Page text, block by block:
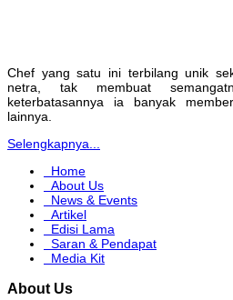
Chef yang satu ini terbilang unik
netra, tak membuat
keterbatasannya ia banyak
lainnya.
Selengkapnya...
Home
About Us
News & Events
Artikel
Edisi Lama
Saran & Pendapat
Media Kit
About Us